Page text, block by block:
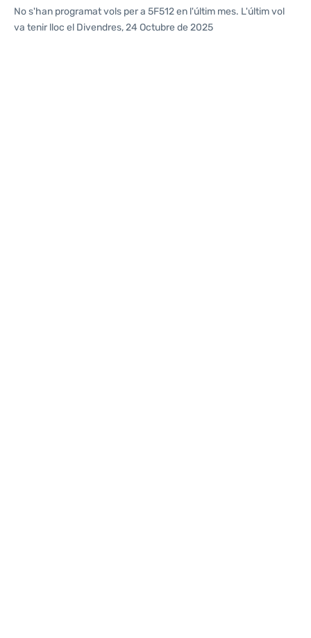
No s'han programat vols per a 5F512 en l'últim mes. L'últim vol
va tenir lloc el Divendres, 24 Octubre de 2025